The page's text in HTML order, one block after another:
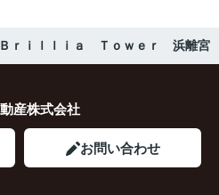
Ｂｒｉｌｌｉａ Ｔｏｗｅｒ 浜離宮
産株式会社
お問い合わせ